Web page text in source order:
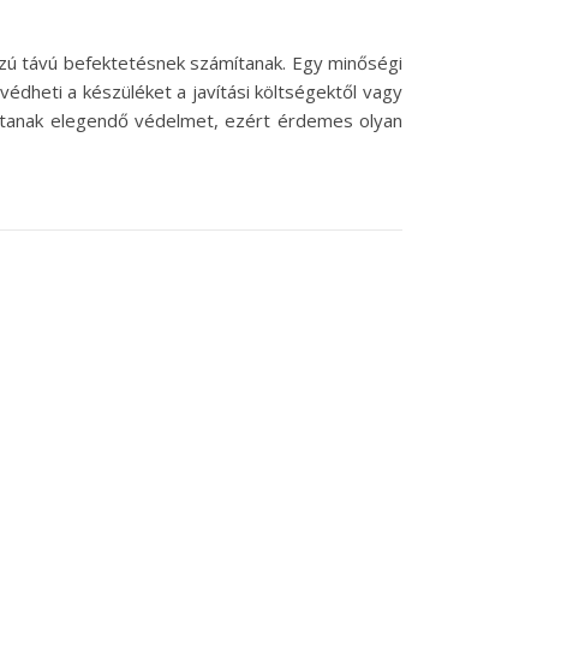
távú befektetésnek számítanak. Egy minőségi
a készüléket a javítási költségektől vagy
elegendő védelmet, ezért érdemes olyan